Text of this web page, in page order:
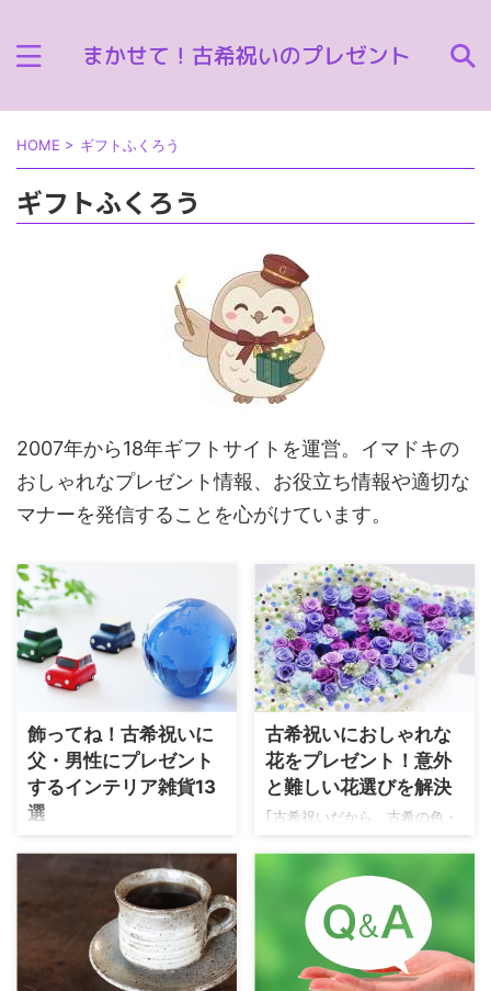
HOME > ギフトふくろう
ギフトふくろう
2007年から18年ギフトサイトを運営。イマドキの
おしゃれなプレゼント情報、お役立ち情報や適切な
マナーを発信することを心がけています。
飾ってね！古希祝いに
父・男性にプレゼント
するインテリア雑貨13
選
念に残るインテリア雑貨も人
気。 お祝いの品を見るたび
に、家族や親戚、知人のあた
たかい気持ちを思い出しても
らえます。 フォトフレームや
時計といったアイテムは、定
古希祝いにおしゃれな
花をプレゼント！意外
と難しい花選びを解決
｢古希祝いだから、古希の色・
紫色の花をプレゼントした
の花束やアレンジメントを探
すのは意外と大変。 紫色の花
のアレンジメントって、ヘタ
すると仏花のようになってし
まったりして。 ｢古希祝いにふ